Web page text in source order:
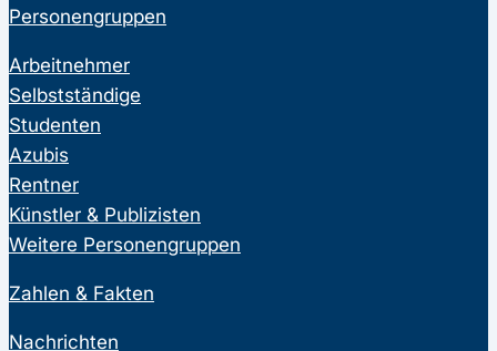
Personengruppen
Arbeitnehmer
Selbstständige
Studenten
Azubis
Rentner
Künstler & Publizisten
Weitere Personengruppen
Zahlen & Fakten
Nachrichten